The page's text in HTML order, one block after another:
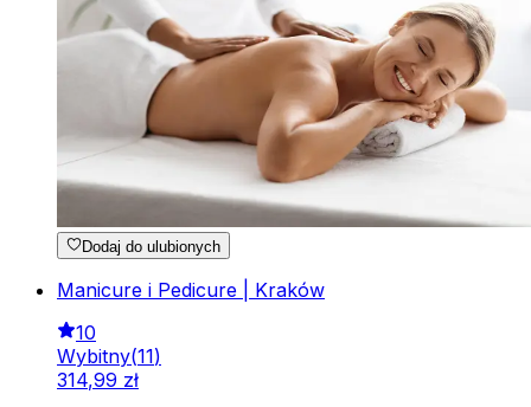
Dodaj do ulubionych
Manicure i Pedicure | Kraków
10
Wybitny(11)
314,99 zł